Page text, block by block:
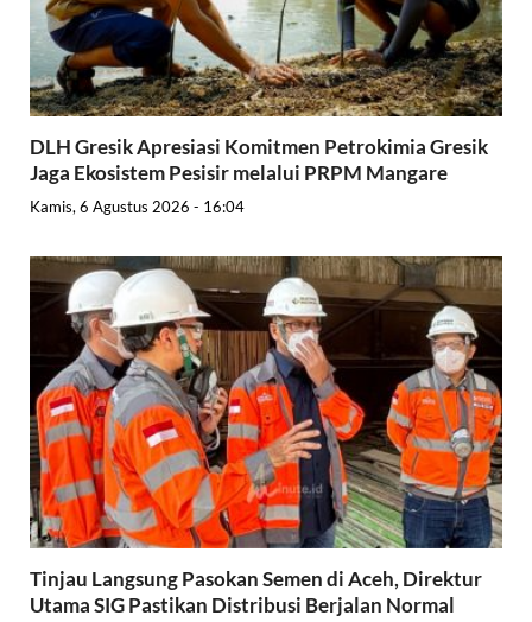
DLH Gresik Apresiasi Komitmen Petrokimia Gresik
Jaga Ekosistem Pesisir melalui PRPM Mangare
Kamis, 6 Agustus 2026 - 16:04
Tinjau Langsung Pasokan Semen di Aceh, Direktur
Utama SIG Pastikan Distribusi Berjalan Normal